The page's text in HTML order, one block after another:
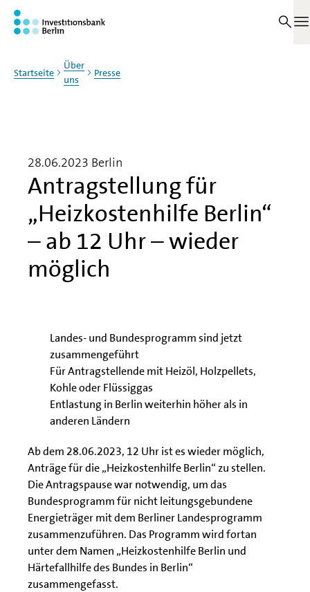
Zum Haupinhalt springen
Startseite
Über
uns
Presse
Antragstellung für
„Heizkostenhilfe Berlin“
– ab 12 Uhr – wieder
möglich
28.06.2023 Berlin
Landes- und Bundesprogramm sind jetzt
zusammengeführt
Für Antragstellende mit Heizöl, Holzpellets,
Kohle oder Flüssiggas
Entlastung in Berlin weiterhin höher als in
anderen Ländern
Ab dem 28.06.2023, 12 Uhr ist es wieder möglich,
Anträge für die „Heizkostenhilfe Berlin“ zu stellen.
Die Antragspause war notwendig, um das
Bundesprogramm für nicht leitungsgebundene
Energieträger mit dem Berliner Landesprogramm
zusammenzuführen. Das Programm wird fortan
unter dem Namen „Heizkostenhilfe Berlin und
Härtefallhilfe des Bundes in Berlin“
zusammengefasst.